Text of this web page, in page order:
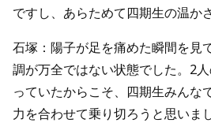
ですし、あらためて四期生の温か
石塚：陽子が足を痛めた瞬間を見
調が万全ではない状態でした。2
っていたからこそ、四期生みんな
力を合わせて乗り切ろうと思いまし